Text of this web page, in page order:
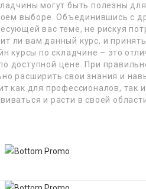
могут быть полезны для
выборе. Объединившись с
вас теме, не рискуя
ли вам данный курс, и
курсы по складчине – это
доступной цене. При
расширить свои знания и
как для профессионалов, так
и расти в своей